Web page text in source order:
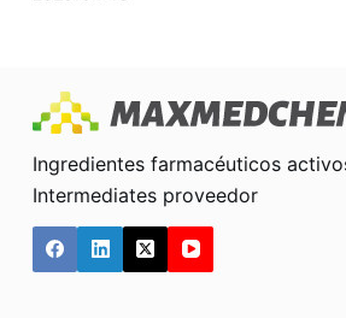
Ingredientes farmacéuticos
Intermediates proveedor